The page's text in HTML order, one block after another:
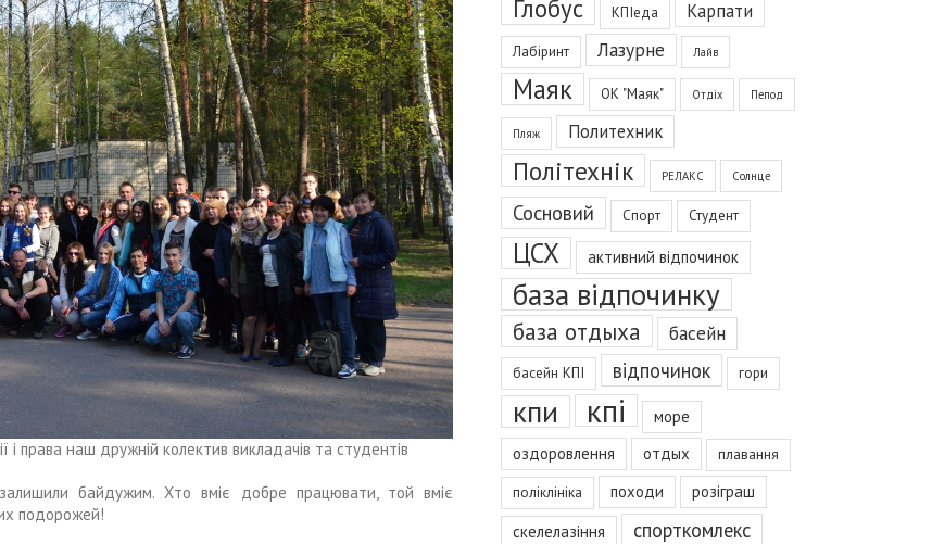
і права наш дружній колектив викладачів та студентів
байдужим. Хто вміє добре працювати, той вміє
подорожей!
Глобус КПІеда Карпати
Лабіринт Лазурне Лайв
Маяк ОК "Маяк" Отдіх Пепод
Пляж Политехник
Політехнік РЕЛАКС Солнце
Сосновий Спорт Студент
ЦСХ активний відпочинок
база відпочинку
база отдыха басейн
басейн КПІ відпочинок гори
кпи кпі
море
оздоровлення
отдых плавання
поліклініка походи
розіграш
скелелазіння
спорткомлекс